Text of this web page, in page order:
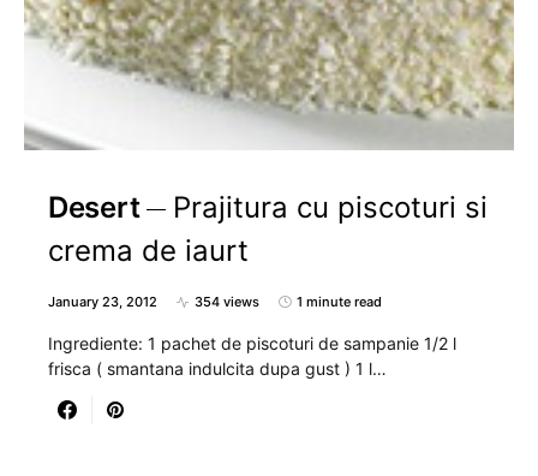
Desert
Prajitura cu piscoturi si
crema de iaurt
January 23, 2012 354 views 1 minute read
Ingrediente: 1 pachet de piscoturi de sampanie 1/2 l
frisca ( smantana indulcita dupa gust ) 1 l…